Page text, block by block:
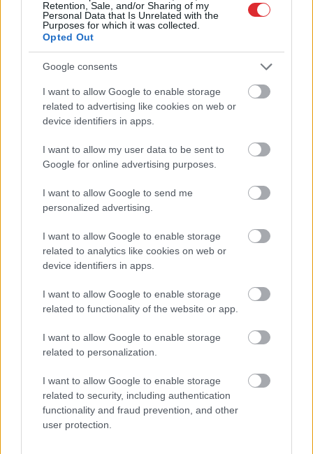
Retention, Sale, and/or Sharing of my
Personal Data that Is Unrelated with the
Purposes for which it was collected.
Opted Out
Google consents
I want to allow Google to enable storage
related to advertising like cookies on web or
device identifiers in apps.
I want to allow my user data to be sent to
Google for online advertising purposes.
I want to allow Google to send me
personalized advertising.
I want to allow Google to enable storage
related to analytics like cookies on web or
device identifiers in apps.
I want to allow Google to enable storage
related to functionality of the website or app.
I want to allow Google to enable storage
related to personalization.
I want to allow Google to enable storage
related to security, including authentication
functionality and fraud prevention, and other
user protection.
lietā jauns pavērsiens:
apcietinātā policista
aizstāvis vērsies tiesā
pievērs uzmanību šai
hortenzijai – tā lieliski
Atcelt Ziņot